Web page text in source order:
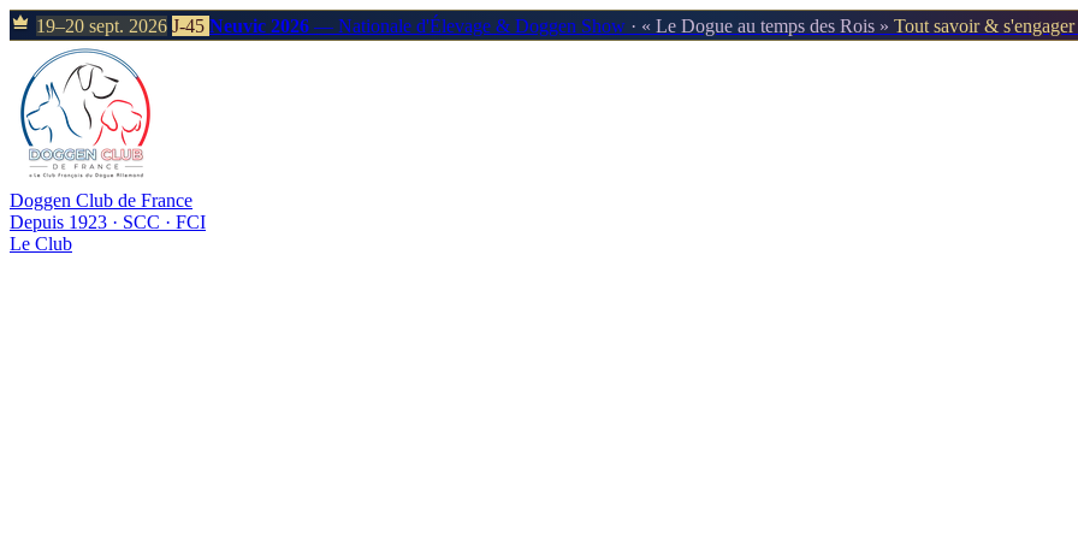
19–20 sept. 2026 J-45 Neuvic 2026 — Nationale d'Élevage & Doggen Show · « Le Dogue au temps des Rois » Tout savoir &
Doggen Club de France
Depuis 1923 · SCC · FCI
Le Club